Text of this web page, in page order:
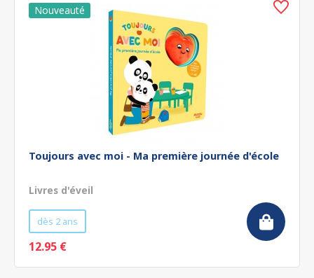
Toujours avec moi - Ma première journée d'école
Livres d'éveil
dès 2 ans
12.95 €